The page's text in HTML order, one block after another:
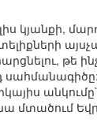
կյանքի,
թե
մտածում